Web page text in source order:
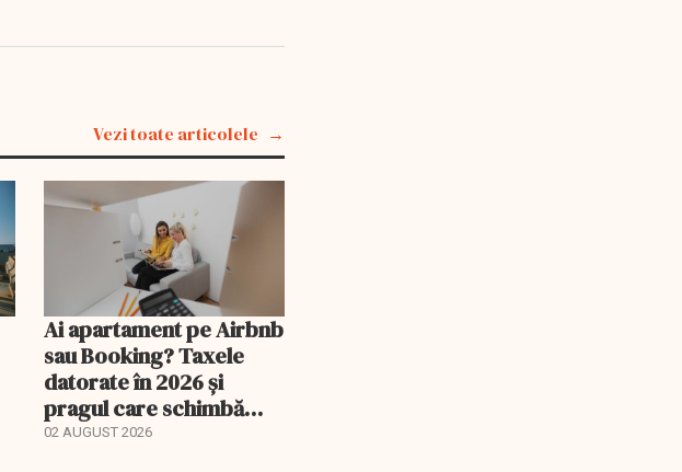
Vezi toate articolele
Ai apartament pe Airbnb
sau Booking? Taxele
datorate în 2026 și
pragul care schimbă
regimul fiscal
02 AUGUST 2026